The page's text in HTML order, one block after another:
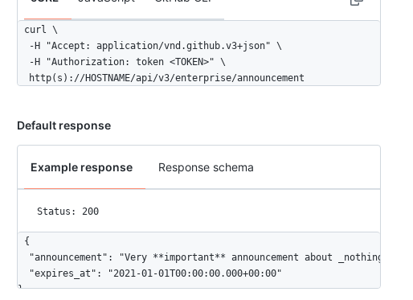
curl \
  -H "Accept: application/vnd.github.v3+json" \
  -H "Authorization: token <TOKEN>" \
  http(s)://HOSTNAME/api/v3/enterprise/announcement
Default response
Example response Response schema
Status: 200
{
  "announcement": "Very **important** announcement about _nothing_.",
  "expires_at": "2021-01-01T00:00:00.000+00:00"
}